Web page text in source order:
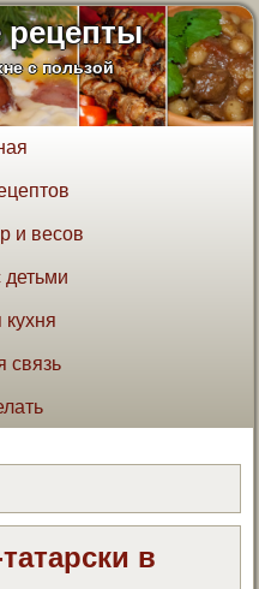
с пользой
и весов
детьми
связь
в